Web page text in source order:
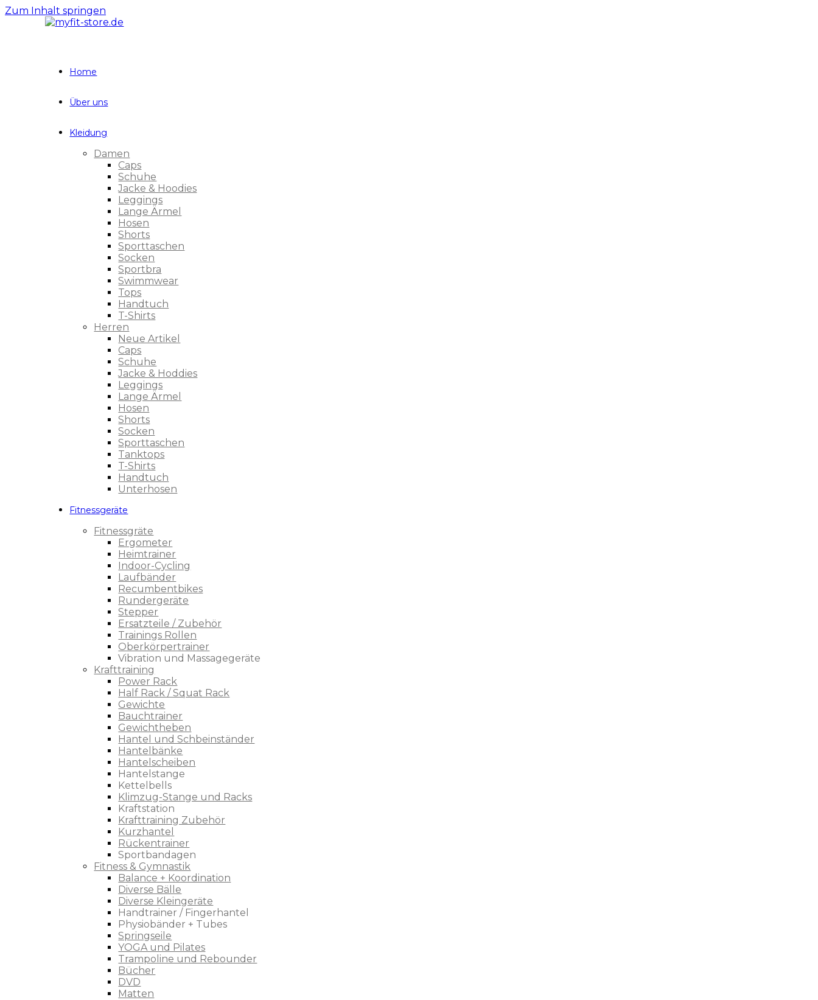
Zum Inhalt springen
Home
Über uns
Kleidung
Damen
Caps
Schuhe
Jacke & Hoodies
Leggings
Lange Ärmel
Hosen
Shorts
Sporttaschen
Socken
Sportbra
Swimmwear
Tops
Handtuch
T-Shirts
Herren
Neue Artikel
Caps
Schuhe
Jacke & Hoddies
Leggings
Lange Ärmel
Hosen
Shorts
Socken
Sporttaschen
Tanktops
T-Shirts
Handtuch
Unterhosen
Fitnessgeräte
Fitnessgräte
Ergometer
Heimtrainer
Indoor-Cycling
Laufbänder
Recumbentbikes
Rundergeräte
Stepper
Ersatzteile / Zubehör
Trainings Rollen
Oberkörpertrainer
Vibration und Massagegeräte
Krafttraining
Power Rack
Half Rack / Squat Rack
Gewichte
Bauchtrainer
Gewichtheben
Hantel und Schbeinständer
Hantelbänke
Hantelscheiben
Hantelstange
Kettelbells
Klimzug-Stange und Racks
Kraftstation
Krafttraining Zubehör
Kurzhantel
Rückentrainer
Sportbandagen
Fitness & Gymnastik
Balance + Koordination
Diverse Bälle
Diverse Kleingeräte
Handtrainer / Fingerhantel
Physiobänder + Tubes
Springseile
YOGA und Pilates
Trampoline und Rebounder
Bücher
DVD
Matten